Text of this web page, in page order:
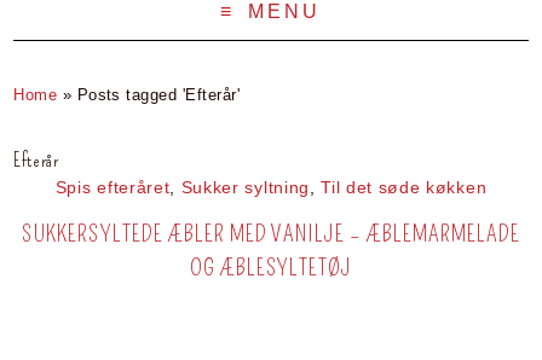
MENU
Home » Posts tagged 'Efterår'
Efterår
Spis efteråret, Sukker syltning ,Til det søde køkken
SUKKERSYLTEDE ÆBLER MED VANILJE – ÆBLEMARMELADE
OG ÆBLESYLTETØJ